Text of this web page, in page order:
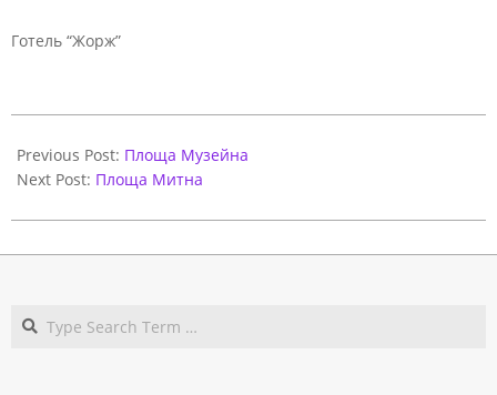
Готель “Жорж”
06-
01
Previous Post: Площа Музейна
Next Post: Площа Митна